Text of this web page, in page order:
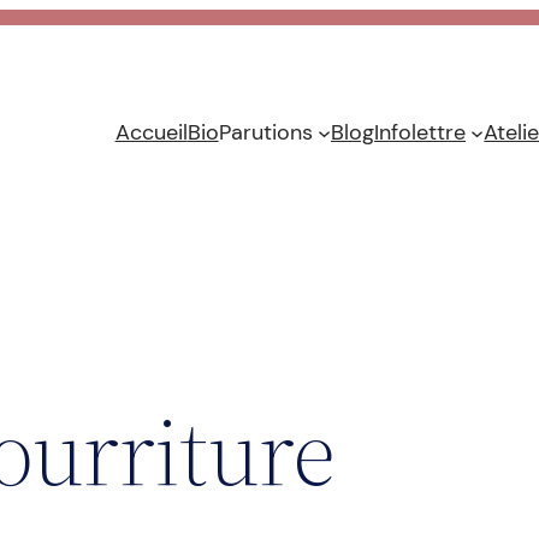
AccueilBioParutions BlogInfolettre